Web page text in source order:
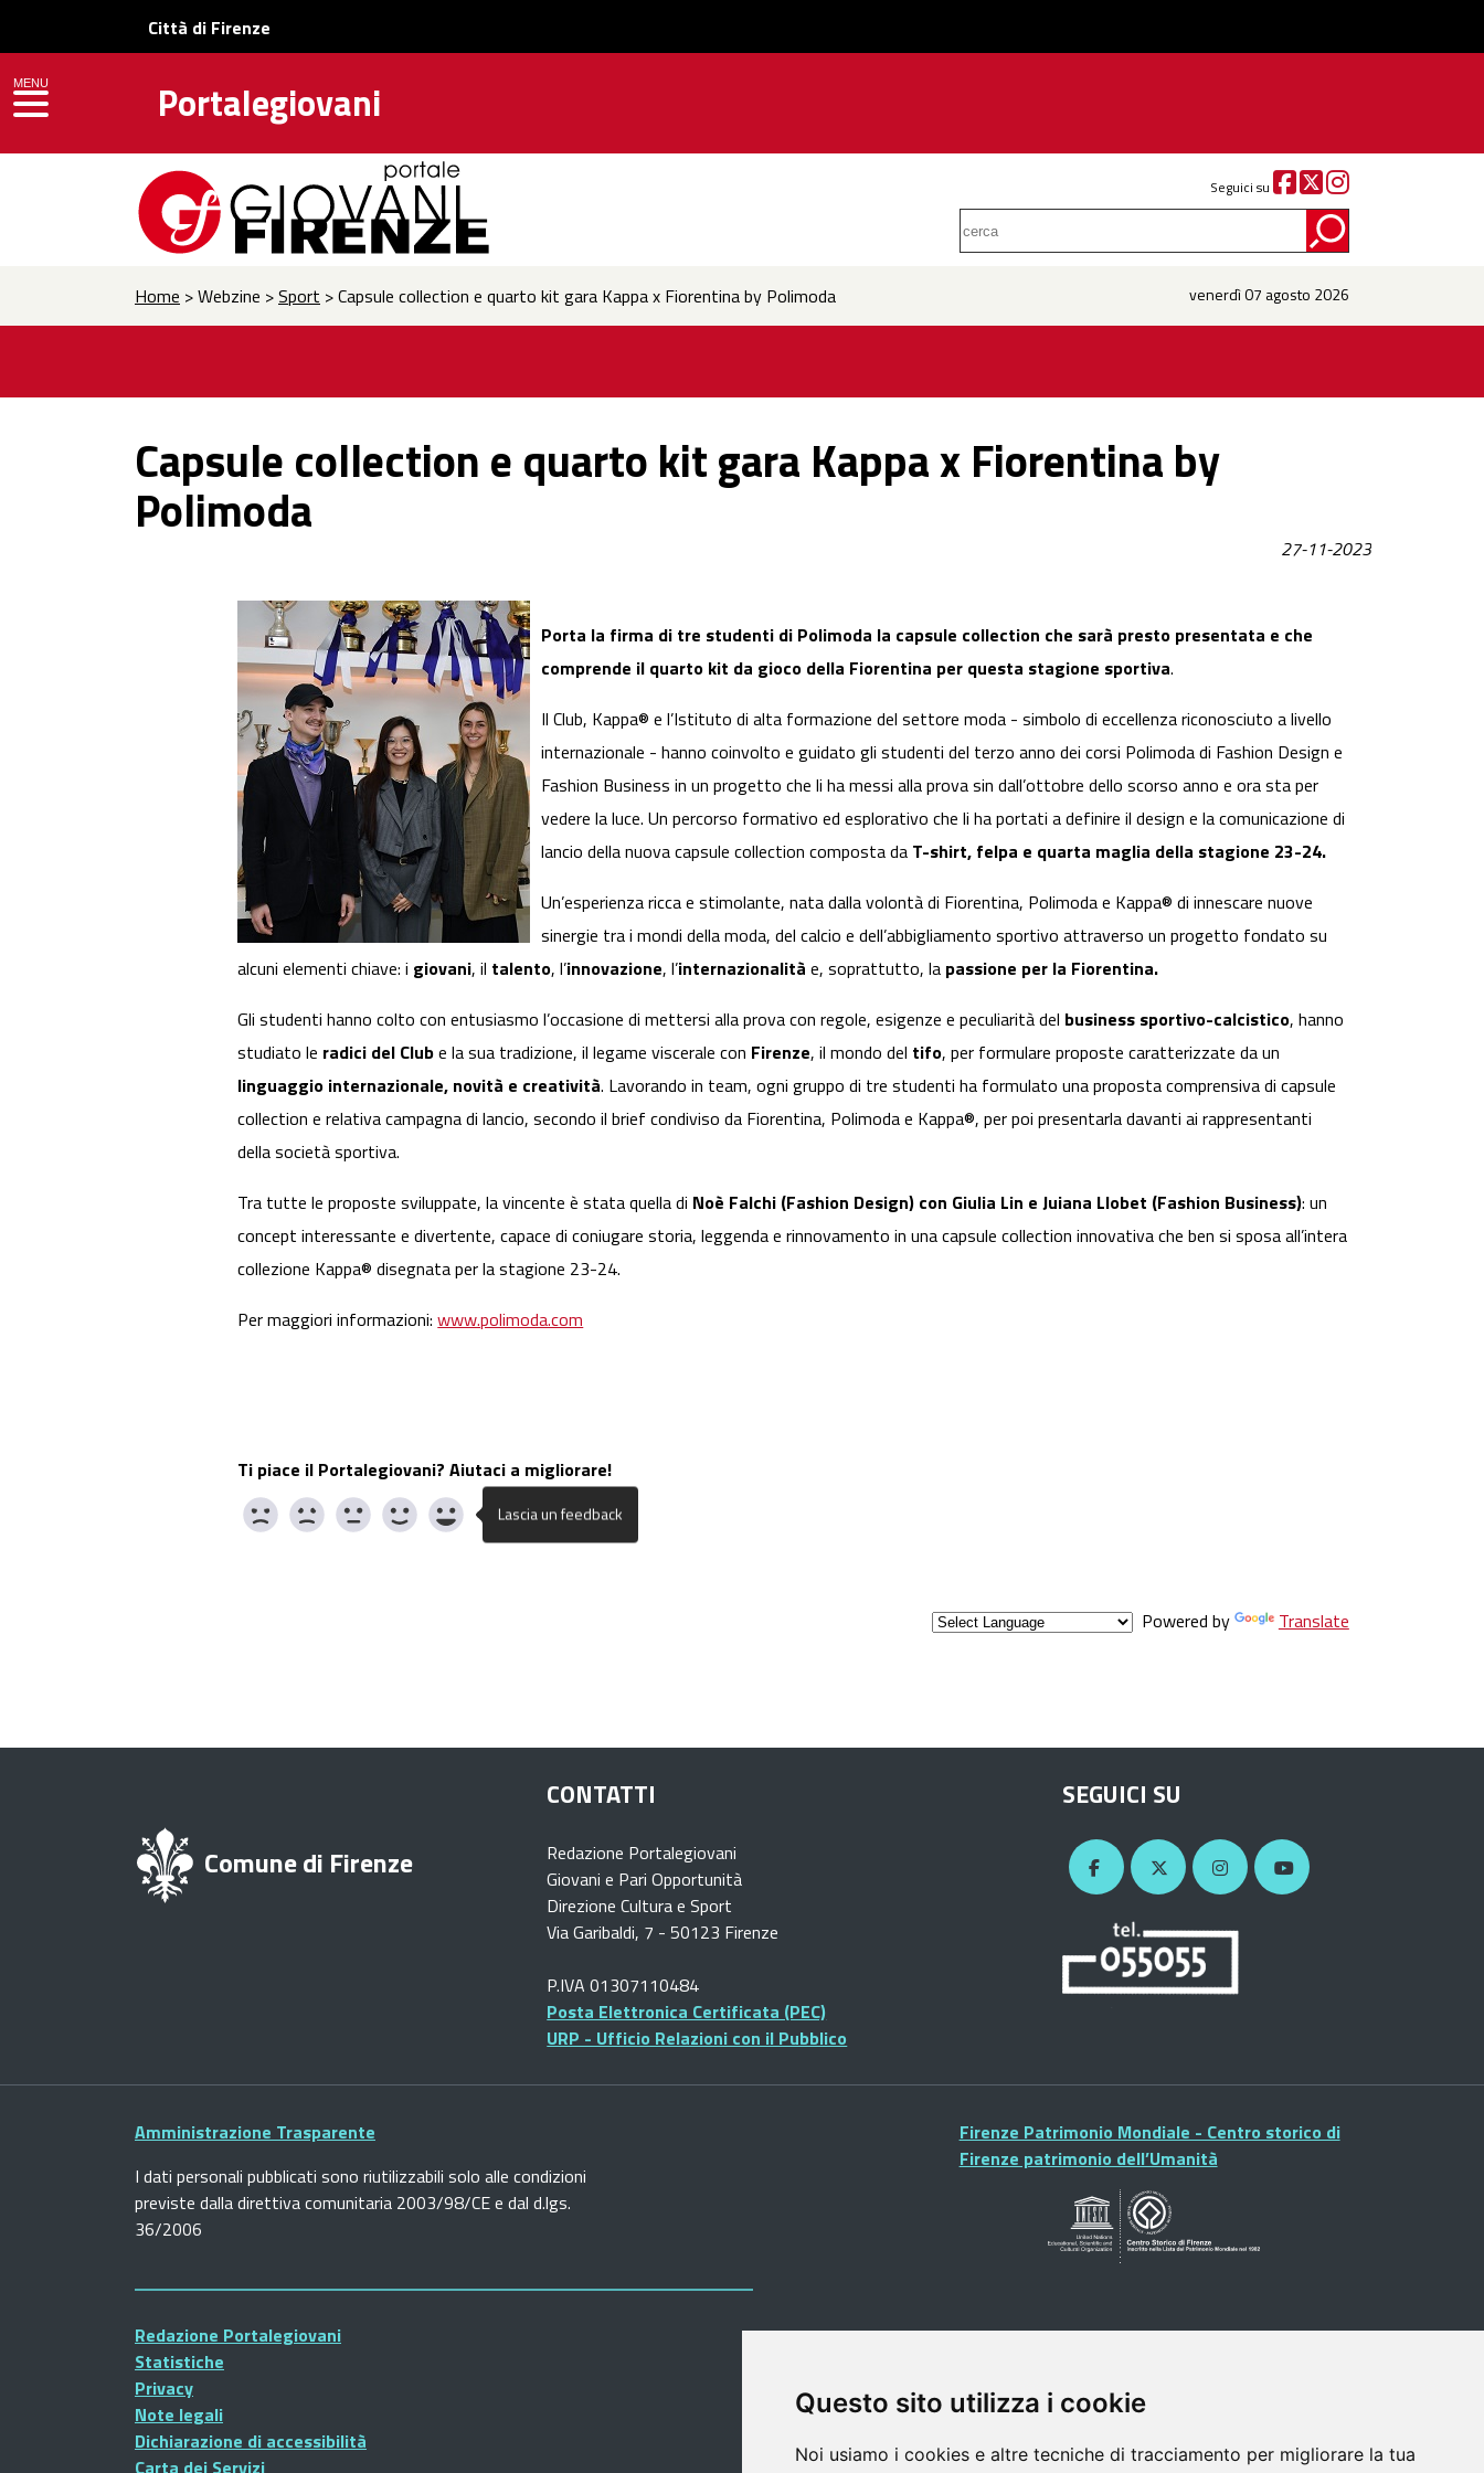
Questo sito utilizza i cookie
Noi usiamo i cookies e altre tecniche di tracciamento per migliorare la tua
Città di Firenze
Portalegiovani
Seguici su
MENU
toggle navigation
Home > Webzine >Sport > Capsule collection e quarto kit gara Kappa x Fiorentina by Polimoda venerdì 07 agosto 2026
Capsule collection e quarto kit gara Kappa x Fiorentina by
Polimoda
27-11-2023
Porta la firma di tre studenti di Polimoda la capsule collection che sarà presto presentata e che
comprende il quarto kit da gioco della Fiorentina per questa stagione sportiva.
Il Club, Kappa® e l’Istituto di alta formazione del settore moda - simbolo di eccellenza riconosciuto a livello
internazionale - hanno coinvolto e guidato gli studenti del terzo anno dei corsi Polimoda di Fashion Design e
Fashion Business in un progetto che li ha messi alla prova sin dall’ottobre dello scorso anno e ora sta per
vedere la luce. Un percorso formativo ed esplorativo che li ha portati a definire il design e la comunicazione di
lancio della nuova capsule collection composta da T-shirt, felpa e quarta maglia della stagione 23-24.
Un’esperienza ricca e stimolante, nata dalla volontà di Fiorentina, Polimoda e Kappa® di innescare nuove
sinergie tra i mondi della moda, del calcio e dell’abbigliamento sportivo attraverso un progetto fondato su
alcuni elementi chiave: i giovani, il talento, l’innovazione, l’internazionalitàe, soprattutto, la passione per la Fiorentina.
Gli studenti hanno colto con entusiasmo l’occasione di mettersi alla prova con regole, esigenze e peculiarità del business sportivo-calcistico, hanno
studiato le radici del Clube la sua tradizione, il legame viscerale con Firenze, il mondo del tifo, per formulare proposte caratterizzate da un
linguaggio internazionale, novità e creatività. Lavorando in team, ogni gruppo di tre studenti ha formulato una proposta comprensiva di capsule
collection e relativa campagna di lancio, secondo il brief condiviso da Fiorentina, Polimoda e Kappa®, per poi presentarla davanti ai rappresentanti
della società sportiva.
Tra tutte le proposte sviluppate, la vincente è stata quella di Noè Falchi (Fashion Design) con Giulia Lin e Juiana Llobet (Fashion Business): un
concept interessante e divertente, capace di coniugare storia, leggenda e rinnovamento in una capsule collection innovativa che ben si sposa all’intera
collezione Kappa® disegnata per la stagione 23-24.
Per maggiori informazioni:www.polimoda.com
Ti piace il Portalegiovani? Aiutaci a migliorare!
Powered by Translate
Comune di Firenze
CONTATTI
Redazione Portalegiovani
Giovani e Pari Opportunità
Direzione Cultura e Sport
Via Garibaldi, 7 - 50123 Firenze
P.IVA 01307110484
Posta Elettronica Certificata (PEC)
URP - Ufficio Relazioni con il Pubblico
SEGUICI SU
Amministrazione Trasparente
I dati personali pubblicati sono riutilizzabili solo alle condizioni
previste dalla direttiva comunitaria 2003/98/CE e dal d.lgs.
36/2006
Firenze Patrimonio Mondiale - Centro storico di
Firenze patrimonio dell’Umanità
Redazione Portalegiovani
Statistiche
Privacy
Note legali
Dichiarazione di accessibilità
Carta dei Servizi